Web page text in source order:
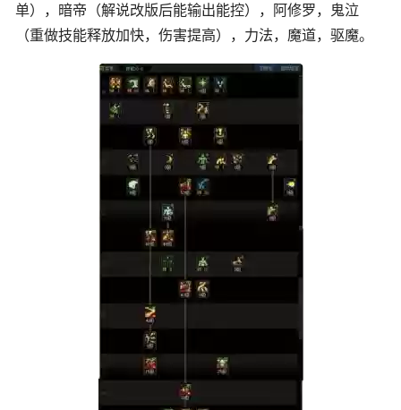
单），暗帝（解说改版后能输出能控），阿修罗，鬼泣
（重做技能释放加快，伤害提高），力法，魔道，驱魔。